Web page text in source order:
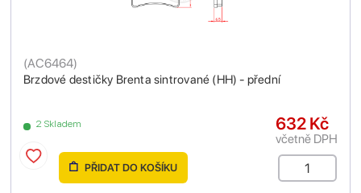
Brzdové destičky Brenta sintrované (HH) - přední
(AC6464)
2 Skladem 632 Kč
včetně DPH
PŘIDAT DO KOŠÍKU